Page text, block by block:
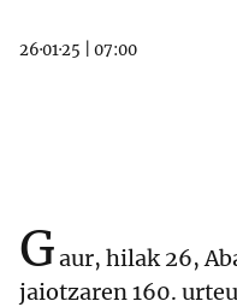
26·01·25 07:00
Gaur, hilak 26,
jaiotzaren 160.